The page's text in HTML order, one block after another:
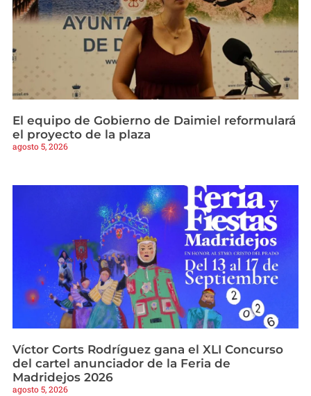
El equipo de Gobierno de Daimiel reformulará
el proyecto de la plaza
agosto 5, 2026
Víctor Corts Rodríguez gana el XLI Concurso
del cartel anunciador de la Feria de
Madridejos 2026
agosto 5, 2026